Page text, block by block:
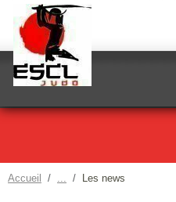
Accueil Les news
Panneau de gestion des cookies